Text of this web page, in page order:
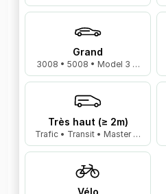
Grand
3008 • 5008 • Model 3 …
Très haut (≥ 2m)
Trafic • Transit • Master …
Vélo